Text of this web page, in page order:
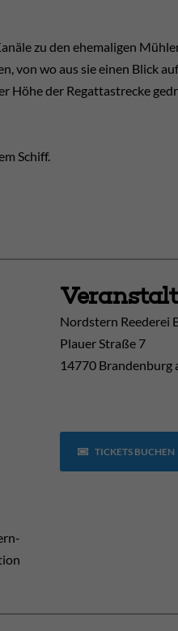
zu den ehemaligen
von wo aus sie einen Blick
Höhe der Regattastrecke
Schiff.
Nordstern Reederei
Plauer Straße 7
14770 Brandenburg
TICKETS BUCHEN